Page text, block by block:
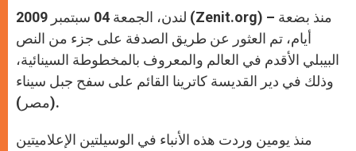
p
p
g
e
r
o
k
لندن، الجمعة 04 سبتمبر 2009 (Zenit.org) – منذ بضعة
أيام، تم العثور عن طريق الصدفة على جزء من النص
البيبلي الأقدم في العالم والمعروف بالمخطوطة السينائية،
وذلك في دير القديسة كاترينا القائم على سفح جبل سيناء
(مصر).
منذ يومين وردت هذه الأنباء في الوسيلتين الإعلاميتين